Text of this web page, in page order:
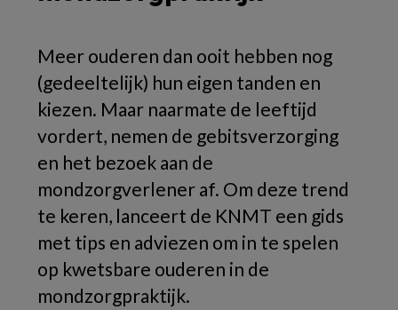
Meer ouderen dan ooit hebben nog
(gedeeltelijk) hun eigen tanden en
kiezen. Maar naarmate de leeftijd
vordert, nemen de gebitsverzorging
en het bezoek aan de
mondzorgverlener af. Om deze trend
te keren, lanceert de KNMT een gids
met tips en adviezen om in te spelen
op kwetsbare ouderen in de
mondzorgpraktijk.